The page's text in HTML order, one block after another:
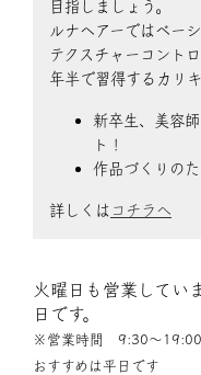
目指しましょう。
ルナヘアーではベー
テクスチャーコント
年半で習得するカリ
新卒生、美容
ト！
作品づくりの
詳しくは コチラへ
火曜日も営業していま
日です。
※営業時間 9:30〜
おすすめは平日です